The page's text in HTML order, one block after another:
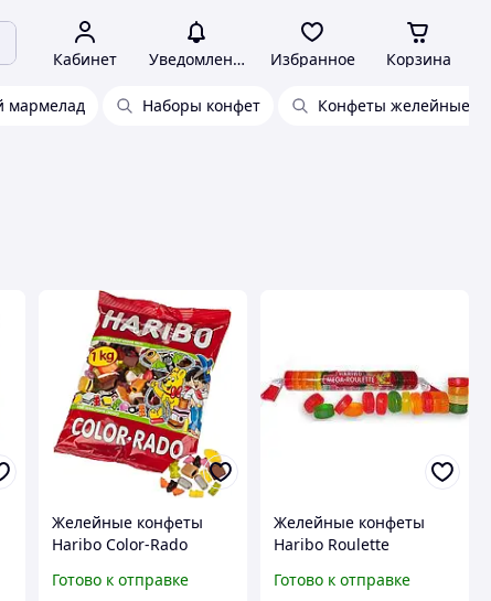
Кабинет Уведомления Избранное Корзина
мармелад Наборы конфет Конфеты желейные
Желейные конфеты
Haribo Color-Rado
Готово к отправке
Желейные конфеты
Haribo Roulette
Готово к отправке